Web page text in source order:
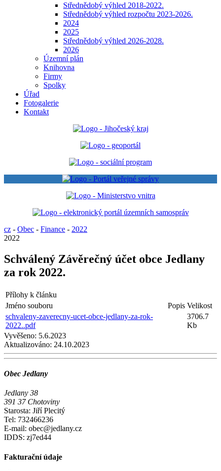
Střednědobý výhled 2018-2022.
Střednědobý výhled rozpočtu 2023-2026.
2024
2025
Střednědobý výhled 2026-2028.
2026
Územní plán
Knihovna
Firmy
Spolky
Úřad
Fotogalerie
Kontakt
cz - Obec - Finance - 2022
2022
Schválený Závěrečný účet obce Jedlany
za rok 2022.
Přílohy k článku
Jméno souboru
Popis Velikost
schvaleny-zaverecny-ucet-obce-jedlany-za-rok-
2022..pdf
3706.7
Kb
Vyvěšeno: 5.6.2023
Aktualizováno: 24.10.2023
Obec Jedlany
Jedlany 38
391 37 Chotoviny
Starosta: Jiří Plecitý
Tel: 732466236
E-mail: obec@jedlany.cz
IDDS: zj7ed44
Fakturační údaje